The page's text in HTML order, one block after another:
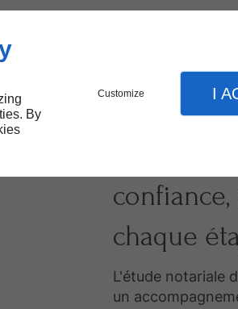
By
Customize I
Votre
chaque
L'étude notariale
un